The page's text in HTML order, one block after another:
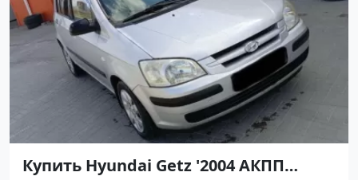
Купить Hyundai Getz '2004 АКПП